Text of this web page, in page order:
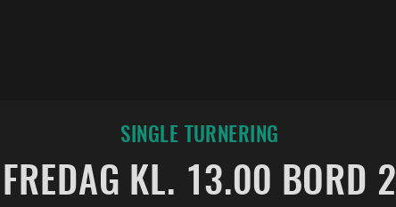
SINGLE TURNERING
FREDAG KL. 13.00 BORD 2